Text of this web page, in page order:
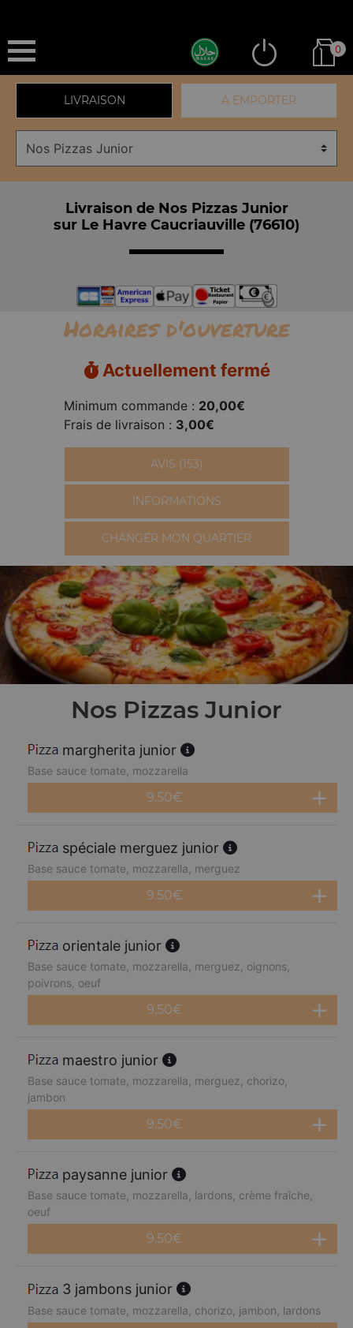
0
LIVRAISON A EMPORTER
Livraison de Nos Pizzas Junior
sur Le Havre Caucriauville (76610)
Horaires d'ouverture
Actuellement fermé
Minimum commande : 20,00€
Frais de livraison : 3,00€
AVIS (153)
INFORMATIONS
CHANGER MON QUARTIER
Nos Pizzas Junior
margherita junior
Base sauce tomate, mozzarella
9.50€
spéciale merguez junior
Base sauce tomate, mozzarella, merguez
9.50€
orientale junior
Base sauce tomate, mozzarella, merguez, oignons,
poivrons, oeuf
9.50€
maestro junior
Base sauce tomate, mozzarella, merguez, chorizo,
jambon
9.50€
paysanne junior
Base sauce tomate, mozzarella, lardons, crème fraîche,
oeuf
9.50€
3 jambons junior
Base sauce tomate, mozzarella, chorizo, jambon, lardons